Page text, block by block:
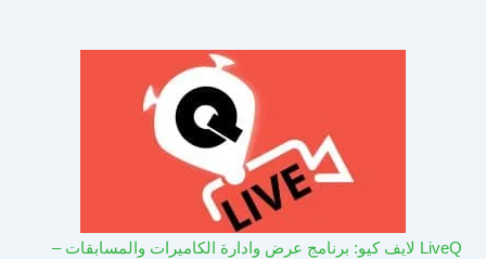
LiveQ لايف كيو: برنامج عرض وادارة الكاميرات والمسابقات –